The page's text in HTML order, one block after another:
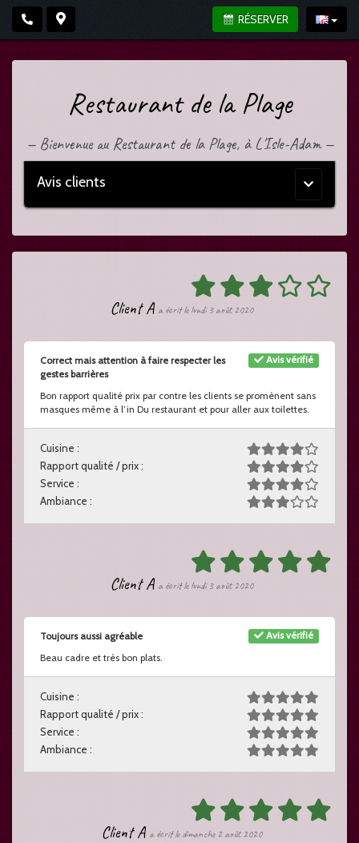
RÉSERVER
Restaurant de la Plage
—Bienvenue au Restaurant de la Plage, à L'Isle-Adam —
Menu
principal
Avis clients
Client A a écrit le lundi 3 août 2020
Avis vérifié
Correct mais attention à faire respecter les
gestes barrières
Bon rapport qualité prix par contre les clients se promènent sans
masques même à l’in Du restaurant et pour aller aux toilettes.
Cuisine :
Rapport qualité / prix :
Service :
Ambiance :
Client A a écrit le lundi 3 août 2020
Avis vérifié
Toujours aussi agréable
Beau cadre et très bon plats.
Cuisine :
Rapport qualité / prix :
Service :
Ambiance :
Client A a écrit le dimanche 2 août 2020